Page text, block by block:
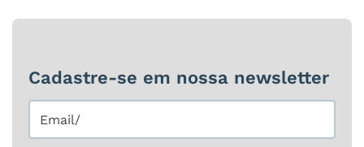
Cadastre-se em nossa newsletter